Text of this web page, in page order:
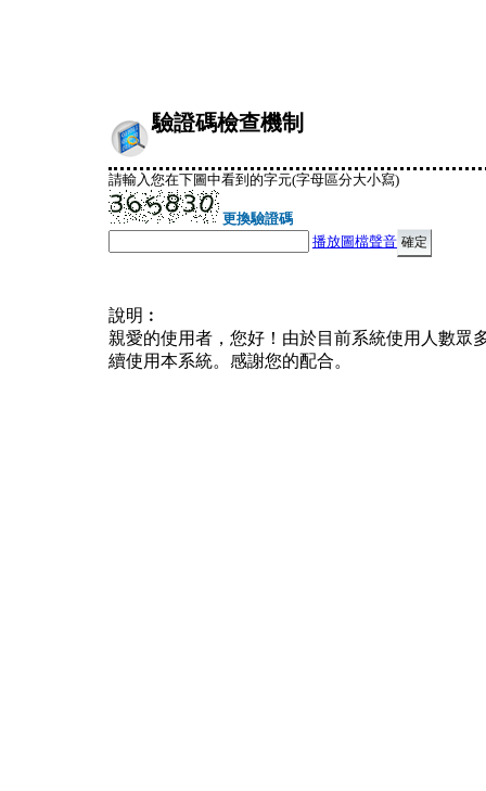
驗證碼檢查機制
請輸入您在下圖中看到的字元(字母區分大小寫)
更換驗證碼
播放圖檔聲音
說明︰
親愛的使用者，您好！由於目前系統使用人數眾
續使用本系統。感謝您的配合。